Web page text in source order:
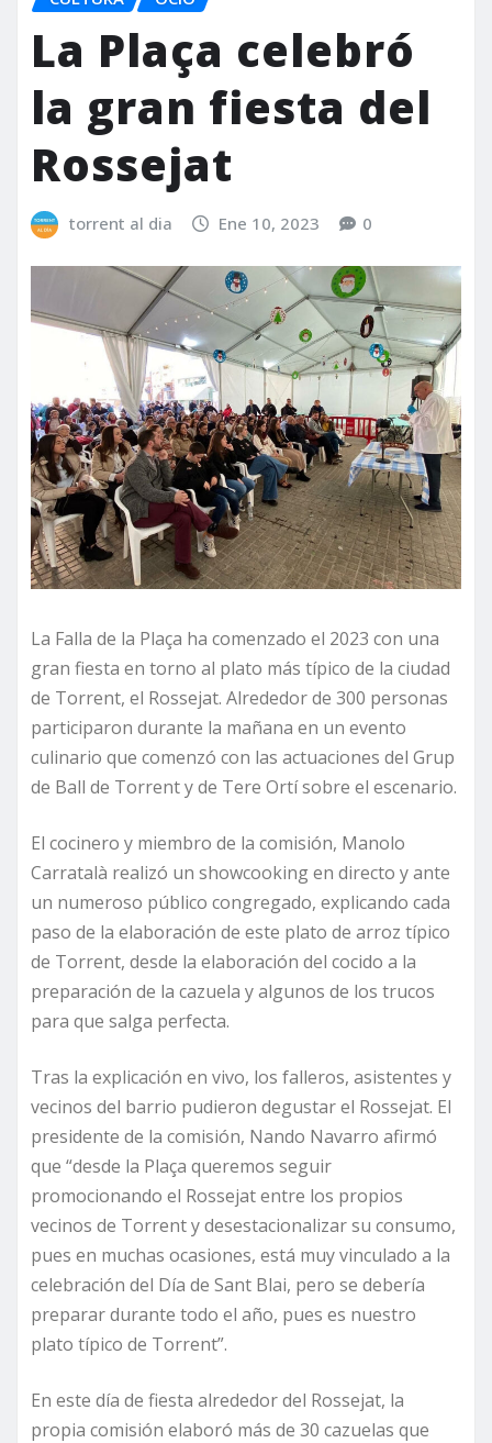
La Plaça celebró
la gran fiesta del
Rossejat
torrent al dia Ene 10, 2023 0
La Falla de la Plaça ha comenzado el 2023 con una
gran fiesta en torno al plato más típico de la ciudad
de Torrent, el Rossejat. Alrededor de 300 personas
participaron durante la mañana en un evento
culinario que comenzó con las actuaciones del Grup
de Ball de Torrent y de Tere Ortí sobre el escenario.
El cocinero y miembro de la comisión, Manolo
Carratalà realizó un showcooking en directo y ante
un numeroso público congregado, explicando cada
paso de la elaboración de este plato de arroz típico
de Torrent, desde la elaboración del cocido a la
preparación de la cazuela y algunos de los trucos
para que salga perfecta.
Tras la explicación en vivo, los falleros, asistentes y
vecinos del barrio pudieron degustar el Rossejat. El
presidente de la comisión, Nando Navarro afirmó
que “desde la Plaça queremos seguir
promocionando el Rossejat entre los propios
vecinos de Torrent y desestacionalizar su consumo,
pues en muchas ocasiones, está muy vinculado a la
celebración del Día de Sant Blai, pero se debería
preparar durante todo el año, pues es nuestro
plato típico de Torrent”.
En este día de fiesta alrededor del Rossejat, la
propia comisión elaboró más de 30 cazuelas que